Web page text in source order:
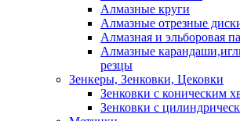
Алмазные круги
Алмазные отрезные
Алмазная и эльборовая
Алмазные
резцы
Зенкеры, Зенковки, Цековки
Зенковки с коническим
Зенковки с